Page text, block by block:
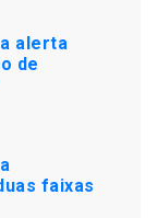
alerta
de
faixas